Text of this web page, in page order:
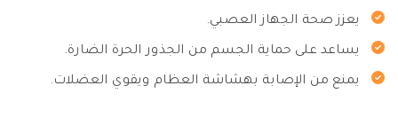
يعزز صحة الجهاز العصبي.
يساعد على حماية الجسم من الجذور الحرة الضارة.
يمنع من الإصابة بهشاشة العظام ويقوي العضلات.